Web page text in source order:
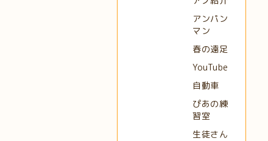
アンパン
マン
春の遠足
YouTube
自動車
ぴあの練
習室
生徒さん